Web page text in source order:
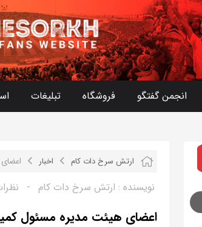
انجمن گفتگو فروشگاه تبلیغات
ارتش سرخ دات کام اخبار
نویسنده : ارتش سرخ دات کام -
اعضای هیئت مدیره مسئول